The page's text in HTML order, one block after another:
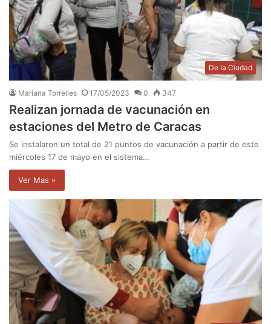
De la Ciudad
Mariana Torrelles 17/05/2023 0 347
Realizan jornada de vacunación en
estaciones del Metro de Caracas
Se instalaron un total de 21 puntos de vacunación a partir de este
miércoles 17 de mayo en el sistema…
Ver Mas »